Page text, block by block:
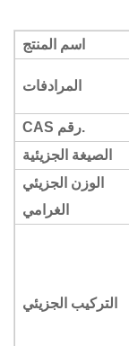
اسم المنتج
المرادفات
CAS رقم.
الصيغة الجزيئية
الوزن الجزيئي
الغرامي
التركيب الجزيئي